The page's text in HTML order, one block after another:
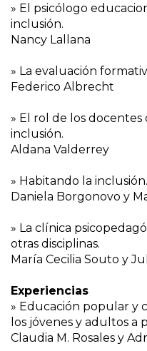
» El psicólogo
inclusión.
Nancy Lallana
» La evaluación
Federico Albrecht
» El rol de los docentes
inclusión.
Aldana Valderrey
» Habitando la inclusión.
Daniela Borgonovo y
» La clínica
otras disciplinas.
María Cecilia Souto y
Experiencias
» Educación popular y
los jóvenes y adultos a
Claudia M. Rosales y